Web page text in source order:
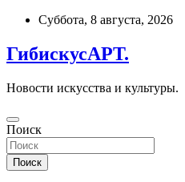
Перейти
содержимому
Суббота, 8 августа, 2026
ГибискусАРТ.
Новости искусства и культуры.
Поиск
Поиск